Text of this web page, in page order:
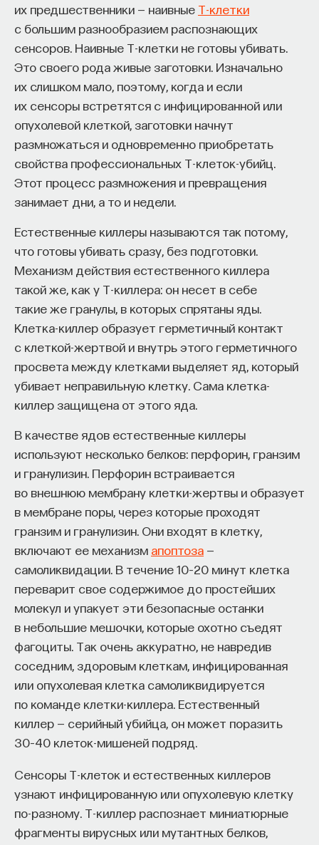
их предшественники — наивные Т-клетки
с большим разнообразием распознающих
сенсоров. Наивные Т-клетки не готовы убивать.
Это своего рода живые заготовки. Изначально
их слишком мало, поэтому, когда и если
их сенсоры встретятся с инфицированной или
опухолевой клеткой, заготовки начнут
размножаться и одновременно приобретать
свойства профессиональных Т-клеток-убийц.
Этот процесс размножения и превращения
занимает дни, а то и недели.
Естественные киллеры называются так потому,
что готовы убивать сразу, без подготовки.
Механизм действия естественного киллера
такой же, как у Т-киллера: он несет в себе
такие же гранулы, в которых спрятаны яды.
Клетка-киллер образует герметичный контакт
с клеткой-жертвой и внутрь этого герметичного
просвета между клетками выделяет яд, который
убивает неправильную клетку. Сама клетка-
киллер защищена от этого яда.
В качестве ядов естественные киллеры
используют несколько белков: перфорин, гранзим
и гранулизин. Перфорин встраивается
во внешнюю мембрану клетки-жертвы и образует
в мембране поры, через которые проходят
гранзим и гранулизин. Они входят в клетку,
включают ее механизм апоптоза —
самоликвидации. В течение 10–20 минут клетка
переварит свое содержимое до простейших
молекул и упакует эти безопасные останки
в небольшие мешочки, которые охотно съедят
фагоциты. Так очень аккуратно, не навредив
соседним, здоровым клеткам, инфицированная
или опухолевая клетка самоликвидируется
по команде клетки-киллера. Естественный
киллер — серийный убийца, он может поразить
30–40 клеток-мишеней подряд.
Сенсоры Т-клеток и естественных киллеров
узнают инфицированную или опухолевую клетку
по-разному. Т-киллер распознает миниатюрные
фрагменты вирусных или мутантных белков,
Недостаток информации о глобальных
индустриях и карьерных возможностях
мешает поиску подходящих ваканси; ​
Непрозрачные механизмы в инновационных
компаниях усложняют процесс
трудоустройства​;
Стереотипы не позволяют эффективно
конкурировать на международном рынке​.
Что такое Naukka Talents
Naukka Talents
сервис, а комплексная платформа поддержки
специалистов на пути к карьере в глобальных
инновационных индустриях. Сервис помогает
обучение, карьерное сопровождение и прямые
связи с компаниями, заинтересованными
Сервис создан для всех, кто хочет найти свой
путь в инновационных индустриях:
Учёных, инженеров и исследователей
с опытом работы в научной сфере;
Специалистов с STEM-образованием,
желающих сменить сферу деятельности;
Тех, кто пока не имеет достаточного опыта
работы в индустрии, но стремится развивать
необходимые навыки.
Для уже готовых специалистов достаточно
оставить информацию о себе: образование, опыт
работы, навыки, интересы и владение
иностранными языками. КомандаNaukka Talents
будет искать, где эти навыки могут быть
применены, и поможет найти международную
deep techили биотех компанию, где человек
сможет раскрыть свои таланты.​ Для тех, кто ещё
набирается опыта, сервис предлагает вебинары
как развить необходимые навыки. Позднее будет
запущена серия спецпроектов, рассказывающих
о разных индустриях и их устройстве.​